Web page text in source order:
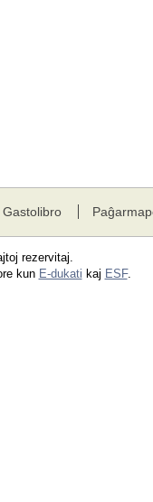
Gastolibro
rezervitaj.
kun E-dukati kaj ESF.